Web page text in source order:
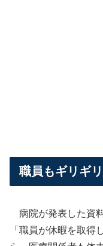
職員もギリギ
病院が発表した資
「職員が休暇を取得